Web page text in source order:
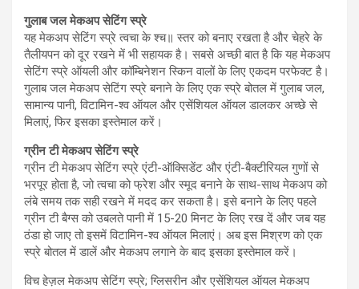
गुलाब जल मेकअप सेटिंग स्प्रे
यह मेकअप सेटिंग स्प्रे त्वचा के श्च॥ स्तर को बनाए रखता है और चेहरे के
तैलीयपन को दूर रखने में भी सहायक है। सबसे अच्छी बात है कि यह मेकअप
सेटिंग स्प्रे ऑयली और कॉम्बिनेशन स्किन वालों के लिए एकदम परफेक्ट है।
गुलाब जल मेकअप सेटिंग स्प्रे बनाने के लिए एक स्प्रे बोतल में गुलाब जल,
सामान्य पानी, विटामिन-श्व ऑयल और एसेंशियल ऑयल डालकर अच्छे से
मिलाएं, फिर इसका इस्तेमाल करें।
ग्रीन टी मेकअप सेटिंग स्प्रे
ग्रीन टी मेकअप सेटिंग स्प्रे एंटी-ऑक्सिडेंट और एंटी-बैक्टीरियल गुणों से
भरपूर होता है, जो त्वचा को फ्रेश और स्मूद बनाने के साथ-साथ मेकअप को
लंबे समय तक सही रखने में मदद कर सकता है। इसे बनाने के लिए पहले
ग्रीन टी बैग्स को उबलते पानी में 15-20 मिनट के लिए रख दें और जब यह
ठंडा हो जाए तो इसमें विटामिन-श्व ऑयल मिलाएं। अब इस मिश्रण को एक
स्प्रे बोतल में डालें और मेकअप लगाने के बाद इसका इस्तेमाल करें।
विच हेज़ल मेकअप सेटिंग स्प्रे; ग्लिसरीन और एसेंशियल ऑयल मेकअप